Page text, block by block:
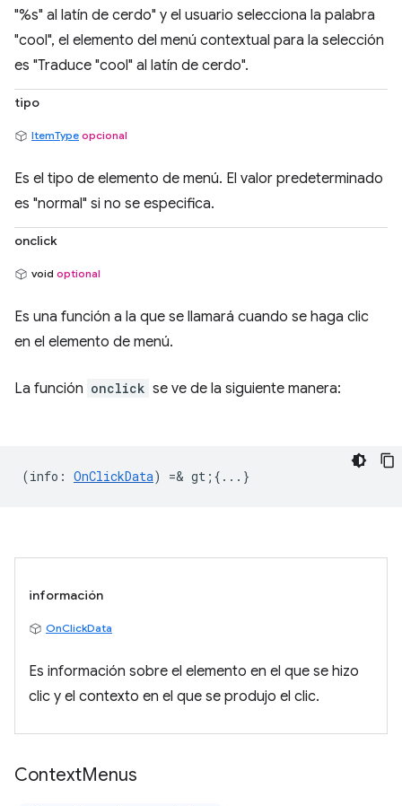
"%s" al latín de cerdo" y el usuario selecciona la palabra
"cool", el elemento del menú contextual para la selección
es "Traduce "cool" al latín de cerdo".
tipo
ItemType opcional
Es el tipo de elemento de menú. El valor predeterminado
es "normal" si no se especifica.
onclick
void optional
Es una función a la que se llamará cuando se haga clic
en el elemento de menú.
La función onclick se ve de la siguiente manera:
(info : OnClickData) =& gt;{...}
información
OnClickData
Es información sobre el elemento en el que se hizo
clic y el contexto en el que se produjo el clic.
ContextMenus